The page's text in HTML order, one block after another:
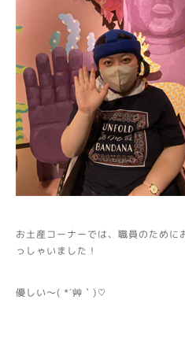
お土産コーナーでは、職員のために
っしゃいました！
優しい～( *´艸｀)♡